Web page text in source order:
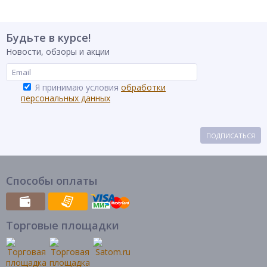
Бренд
Будьте в курсе!
Новости, обзоры и акции
Я принимаю условия обработки
персональных данных
ПОДПИСАТЬСЯ
Способы оплаты
Торговые площадки